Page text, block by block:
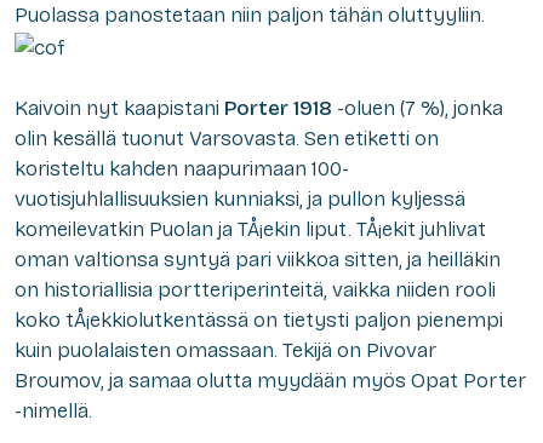
Puolassa panostetaan niin paljon tähän oluttyyliin.
Kaivoin nyt kaapistani Porter 1918 -oluen (7 %), jonka
olin kesällä tuonut Varsovasta. Sen etiketti on
koristeltu kahden naapurimaan 100-
vuotisjuhlallisuuksien kunniaksi, ja pullon kyljessä
komeilevatkin Puolan ja TÅ¡ekin liput. TÅ¡ekit juhlivat
oman valtionsa syntyä pari viikkoa sitten, ja heilläkin
on historiallisia portteriperinteitä, vaikka niiden rooli
koko tÅ¡ekkiolutkentässä on tietysti paljon pienempi
kuin puolalaisten omassaan. Tekijä on Pivovar
Broumov, ja samaa olutta myydään myös Opat Porter
-nimellä.